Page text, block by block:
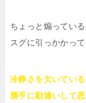
ちょっと煽ってい
スグに引っかかって
冷静さを欠いている
勝手に勘違いして